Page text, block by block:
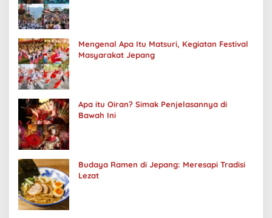
Mengenal Apa Itu Matsuri, Kegiatan Festival
Masyarakat Jepang
Apa itu Oiran? Simak Penjelasannya di
Bawah Ini
Budaya Ramen di Jepang: Meresapi Tradisi
Lezat